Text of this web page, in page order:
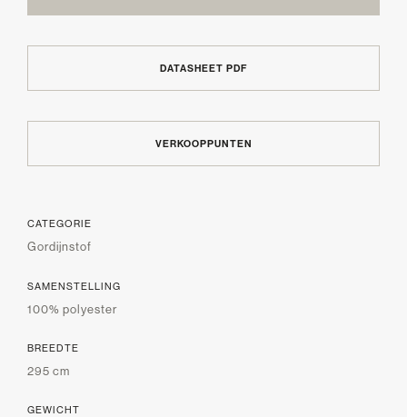
DATASHEET PDF
VERKOOPPUNTEN
CATEGORIE
Gordijnstof
SAMENSTELLING
100% polyester
BREEDTE
295 cm
GEWICHT